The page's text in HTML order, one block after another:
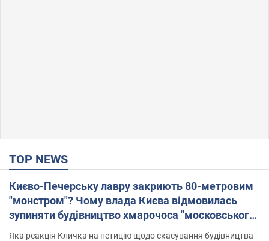
TOP NEWS
Києво-Печерську лавру закриють 80-метровим
"монстром"? Чому влада Києва відмовилась
зупиняти будівництво хмарочоса "московського
вірянина"
Яка реакція Кличка на петицію щодо скасування будівництва